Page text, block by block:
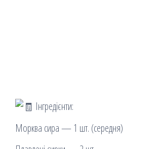
Інгредієнти:
Морква сира — 1 шт. (середня)